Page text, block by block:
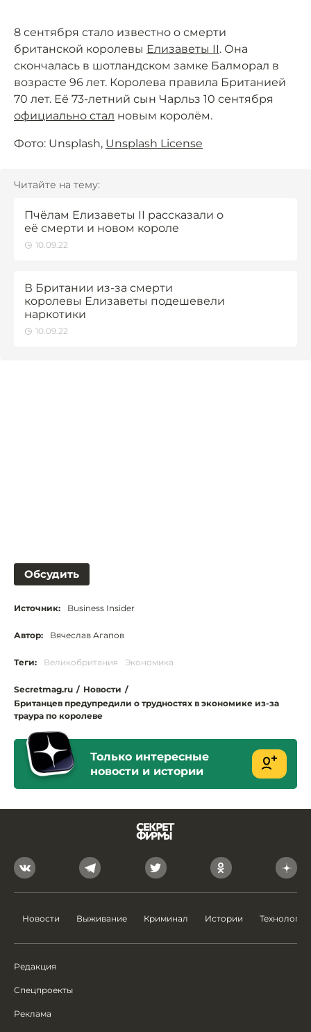
8 сентября стало известно о смерти
британской королевы Елизаветы II. Она
скончалась в шотландском замке Балморал в
возрасте 96 лет. Королева правила Британией
70 лет. Её 73-летний сын Чарльз 10 сентября
официально стал новым королём.
Фото: Unsplash, Unsplash License
Читайте на тему:
Пчёлам Елизаветы II рассказали о
её смерти и новом короле
10.09.22
В Британии из-за смерти
королевы Елизаветы подешевели
наркотики
10.09.22
Обсудить
Источник: Business Insider
Автор: Вячеслав Агапов
Теги: Великобритания Экономика
Secretmag.ru / Новости /
Британцев предупредили о трудностях в экономике из-за
траура по королеве
Только интересные
новости и истории
Новости Выживание Криминал Истории Технологии
Редакция
Спецпроекты
Реклама